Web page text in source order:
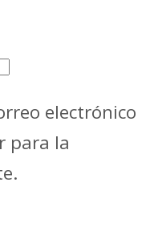
electrónico
para la